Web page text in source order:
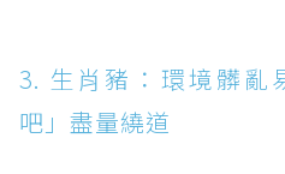
3. 生肖豬：環境髒亂
吧」盡量繞道